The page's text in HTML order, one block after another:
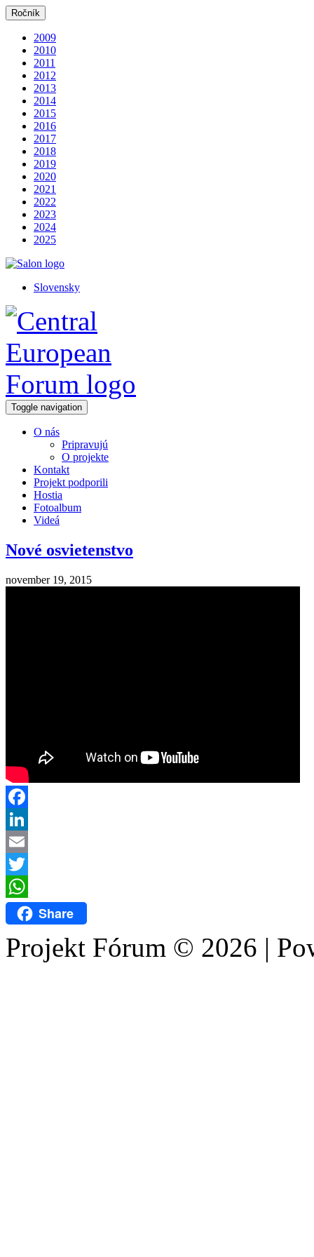
Ročník
2009
2010
2011
2012
2013
2014
2015
2016
2017
2018
2019
2020
2021
2022
2023
2024
2025
Slovensky
Toggle navigation
O nás
Pripravujú
O projekte
Kontakt
Projekt podporili
Hostia
Fotoalbum
Videá
Nové osvietenstvo
november 19, 2015
Facebook
LinkedIn
Email
Twitter
WhatsAppShare
Projekt Fórum © 2026 |